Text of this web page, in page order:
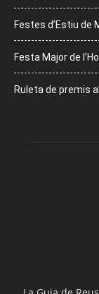
Festes d’Estiu de
Festa Major de
Ruleta de premis